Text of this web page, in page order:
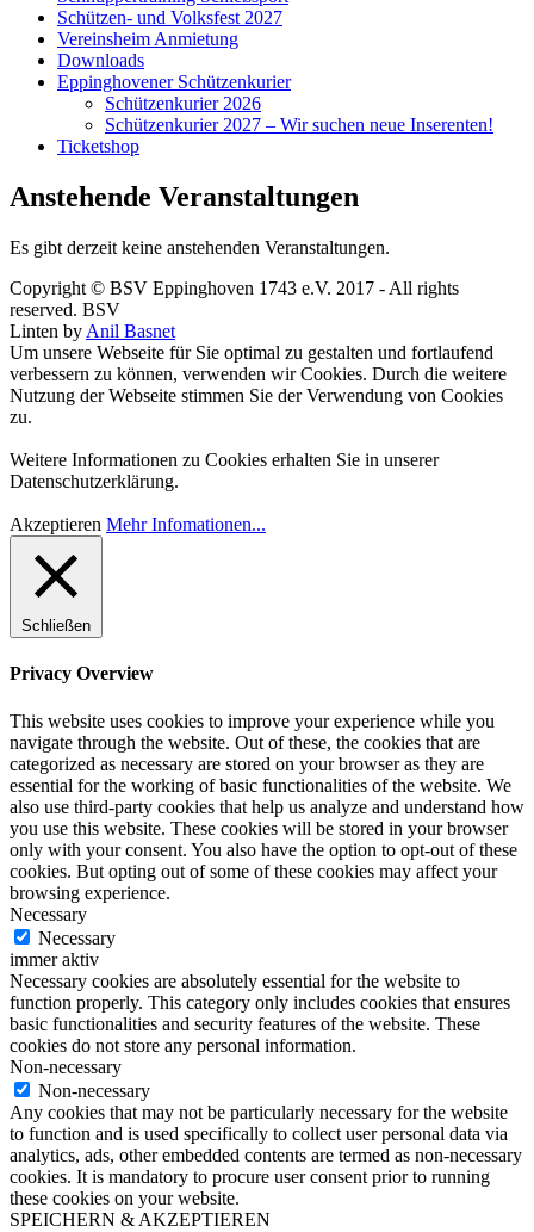
Schützen- und Volksfest 2027
Vereinsheim Anmietung
Downloads
Eppinghovener Schützenkurier
Schützenkurier 2026
Schützenkurier 2027 – Wir suchen neue Inserenten!
Ticketshop
Anstehende Veranstaltungen
Es gibt derzeit keine anstehenden Veranstaltungen.
Copyright © BSV Eppinghoven 1743 e.V. 2017 - All rights
reserved. BSV
Linten by Anil Basnet
Um unsere Webseite für Sie optimal zu gestalten und fortlaufend
verbessern zu können, verwenden wir Cookies. Durch die weitere
Nutzung der Webseite stimmen Sie der Verwendung von Cookies
zu.
Weitere Informationen zu Cookies erhalten Sie in unserer
Datenschutzerklärung.
Akzeptieren Mehr Infomationen...
Schließen
Privacy Overview
This website uses cookies to improve your experience while you
navigate through the website. Out of these, the cookies that are
categorized as necessary are stored on your browser as they are
essential for the working of basic functionalities of the website. We
also use third-party cookies that help us analyze and understand how
you use this website. These cookies will be stored in your browser
only with your consent. You also have the option to opt-out of these
cookies. But opting out of some of these cookies may affect your
browsing experience.
Necessary
Necessary
immer aktiv
Necessary cookies are absolutely essential for the website to
function properly. This category only includes cookies that ensures
basic functionalities and security features of the website. These
cookies do not store any personal information.
Non-necessary
Non-necessary
Any cookies that may not be particularly necessary for the website
to function and is used specifically to collect user personal data via
analytics, ads, other embedded contents are termed as non-necessary
cookies. It is mandatory to procure user consent prior to running
these cookies on your website.
SPEICHERN & AKZEPTIEREN